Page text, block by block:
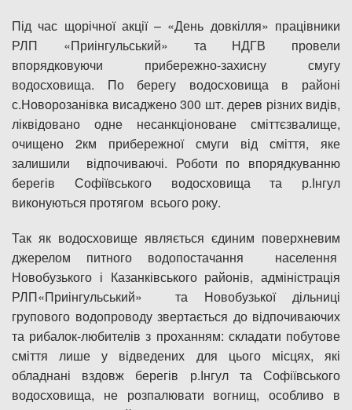
Під час щорічної акції – «День довкілля» працівники
РЛП «Приінгульський» та НДГВ провели
впорядковуючи прибережно-захисну смугу
водосховища. По берегу водосховища в районі
с.Новорозанівка висаджено 300 шт. дерев різних видів,
ліквідовано одне несанкціоноване сміттєзвалище,
очищено 2км прибережної смуги від сміття, яке
залишили відпочиваючі. Роботи по впорядкуванню
берегів Софіївського водосховища та р.Інгул
виконуються протягом всього року.
Так як водосховище являється єдиним поверхневим
джерелом питного водопостачання населення
Новобузького і Казанківського районів, адміністрація
РЛП«Приінгульський» та Новобузької дільниці
групового водопроводу звертається до відпочиваючих
та рибалок-любителів з проханням: складати побутове
сміття лише у відведених для цього місцях, які
обладнані вздовж берегів р.Інгул та Софіївського
водосховища, не розпалювати вогнищ, особливо в